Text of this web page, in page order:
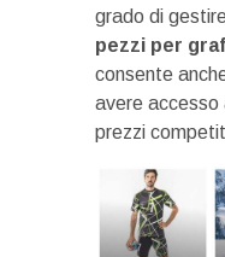
grado di
pezzi per
consente
avere
prezzi